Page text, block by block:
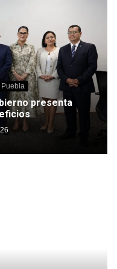
Puebla
presenta